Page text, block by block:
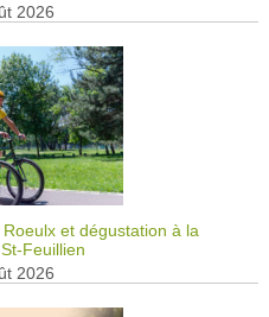
2026
et dégustation à la
Feuillien
2026